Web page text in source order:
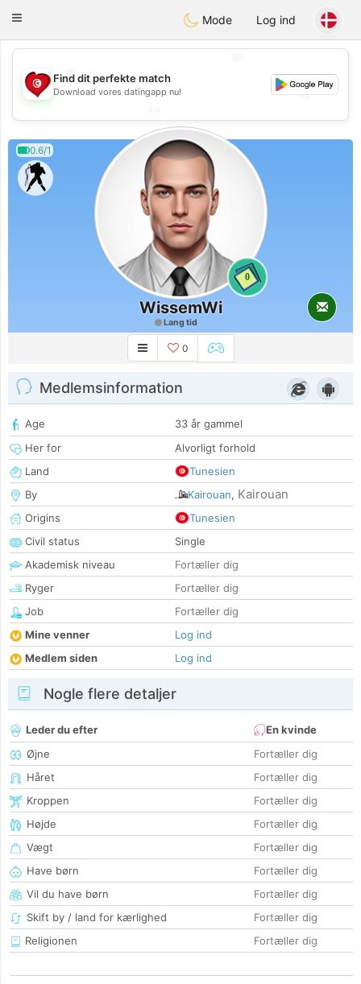
Tunisia Dating
Toggle
Mode Log ind
💕
Find dit perfekte match
Download vores datingapp nu!
0.6/1
0
WissemWi
Lang tid
0
Medlemsinformation
Age
33 år gammel
Her for
Alvorligt forhold
Land
Tunesien
By
Kairouan, Kairouan
Origins
Tunesien
Civil status
Single
Akademisk niveau
Fortæller dig
Ryger
Fortæller dig
Job
Fortæller dig
Mine venner
Log ind
Medlem siden
Log ind
Nogle flere detaljer
Leder du efter
En kvinde
Øjne
Fortæller dig
Håret
Fortæller dig
Kroppen
Fortæller dig
Højde
Fortæller dig
Vægt
Fortæller dig
Have børn
Fortæller dig
Vil du have børn
Fortæller dig
Skift by / land for kærlighed
Fortæller dig
Religionen
Fortæller dig